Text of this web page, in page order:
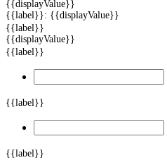
{{displayValue}}
{{label}}: {{displayValue}}
{{label}}
{{displayValue}}
{{label}}
{{label}}
{{label}}